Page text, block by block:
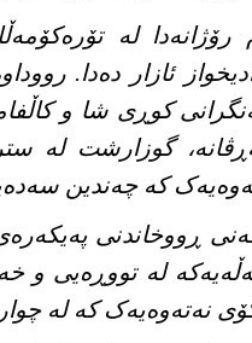
رۆژانەدا لە
ئازار دەدا.
کوڕی شا و
گوزارشت لە
کە چەندین
ڕووخاندنی
لە تووڕەیی و
نەتەوەیەک کە لە